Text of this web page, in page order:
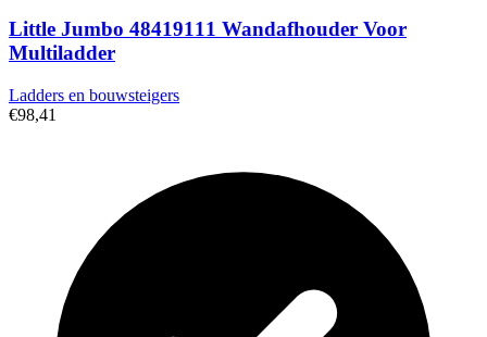
Little Jumbo 48419111 Wandafhouder Voor
Multiladder
Ladders en bouwsteigers
€98,41